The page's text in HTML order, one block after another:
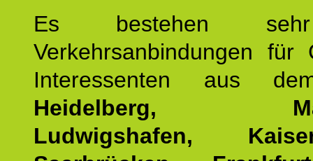
Es bestehen
Verkehrsanbindungen für
Interessenten aus
Heidelberg,
Ludwigshafen,